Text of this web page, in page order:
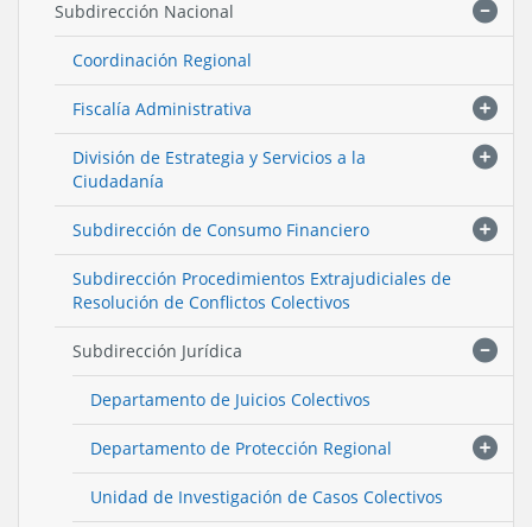
Subdirección Nacional
Coordinación Regional
Fiscalía Administrativa
División de Estrategia y Servicios a la
Ciudadanía
Subdirección de Consumo Financiero
Subdirección Procedimientos Extrajudiciales de
Resolución de Conflictos Colectivos
Subdirección Jurídica
Departamento de Juicios Colectivos
Departamento de Protección Regional
Unidad de Investigación de Casos Colectivos